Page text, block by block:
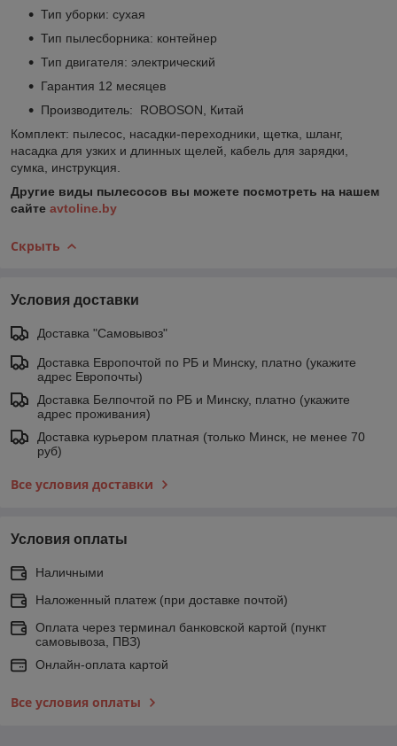
Тип уборки: сухая
Тип пылесборника: контейнер
Тип двигателя: электрический
Гарантия 12 месяцев
Производитель: ROBOSON, Китай
Комплект: пылесос, насадки-переходники, щетка, шланг,
насадка для узких и длинных щелей, кабель для зарядки,
сумка, инструкция.
Другие виды пылесосов вы можете посмотреть на нашем
сайте avtoline.by
Скрыть
Условия доставки
Доставка "Самовывоз"
Доставка Европочтой по РБ и Минску, платно (укажите
адрес Европочты)
Доставка Белпочтой по РБ и Минску, платно (укажите
адрес проживания)
Доставка курьером платная (только Минск, не менее 70
руб)
Все условия доставки
Условия оплаты
Наличными
Наложенный платеж (при доставке почтой)
Оплата через терминал банковской картой (пункт
самовывоза, ПВЗ)
Онлайн-оплата картой
Все условия оплаты